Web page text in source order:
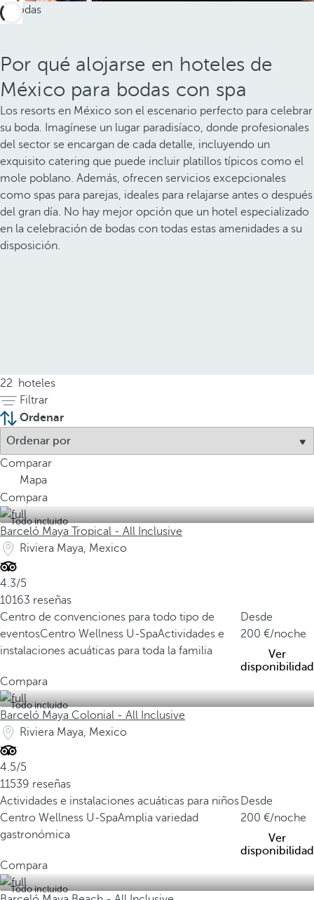
Por qué alojarse en hoteles de
México para bodas con spa
Los resorts en México son el escenario perfecto para celebrar
su boda. Imagínese un lugar paradisíaco, donde profesionales
del sector se encargan de cada detalle, incluyendo un
exquisito catering que puede incluir platillos típicos como el
mole poblano. Además, ofrecen servicios excepcionales
como spas para parejas, ideales para relajarse antes o después
del gran día. No hay mejor opción que un hotel especializado
en la celebración de bodas con todas estas amenidades a su
disposición.
22
hoteles
Filtrar
Ordenar
Comparar
Mapa
Compara
Todo incluido
Barceló Maya Tropical - All Inclusive
Riviera Maya, Mexico
4.3/5
10163 reseñas
Centro de convenciones para todo tipo de
eventosCentro Wellness U-SpaActividades e
instalaciones acuáticas para toda la familia
Desde
200
/noche
Ver
disponibilidad
Compara
Todo incluido
Barceló Maya Colonial - All Inclusive
Riviera Maya, Mexico
4.5/5
11539 reseñas
Actividades e instalaciones acuáticas para niños
Centro Wellness U-SpaAmplia variedad
gastronómica
Desde
200
/noche
Ver
disponibilidad
Compara
Todo incluido